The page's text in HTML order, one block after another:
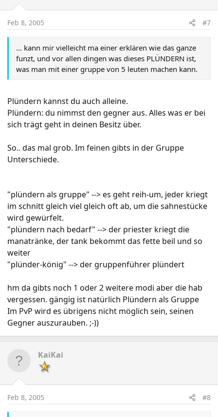
Feb 8, 2005 #7
... kann mir vielleicht ma einer erklären wie das ganze
funzt, und vor allen dingen was dieses PLÜNDERN ist,
was man mit einer gruppe von 5 leuten machen kann.
Plündern kannst du auch alleine.
Plündern: du nimmst den gegner aus. Alles was er bei
sich trägt geht in deinen Besitz über.
So.. das mal grob. Im feinen gibts in der Gruppe
Unterschiede.
"plündern als gruppe" --> es geht reih-um, jeder kriegt
im schnitt gleich viel gleich oft ab, um die sahnestücke
wird gewürfelt.
"plündern nach bedarf" --> der priester kriegt die
manatränke, der tank bekommt das fette beil und so
weiter
"plünder-könig" --> der gruppenführer plündert
hm da gibts noch 1 oder 2 weitere modi aber die hab
vergessen. gängig ist natürlich Plündern als Gruppe
Im PvP wird es übrigens nicht möglich sein, seinen
Gegner auszurauben. ;-))
KaiKai
Feb 8, 2005 #8